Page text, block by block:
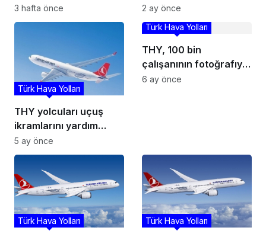
7 kategoride aday
gösterildi
3 hafta önce
İçin Karar Alındı
2 ay önce
THY yolcuları uçuş
ikramlarını yardım
derneklerine
bağışlayabilecek
Türk Hava Yolları
5 ay önce
THY, 100 bin
çalışanının fotoğrafıyla
giydirdiği 500’üncü
Türk Hava Yolları
6 ay önce
Türk Hava Yolları Türk Hava Yolları